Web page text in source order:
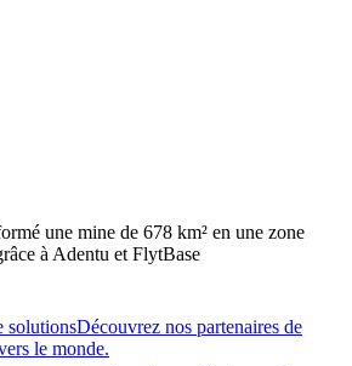
une mine de 678 km² en une zone
à Adentu et FlytBase
solutionsDécouvrez nos partenaires de
le monde.